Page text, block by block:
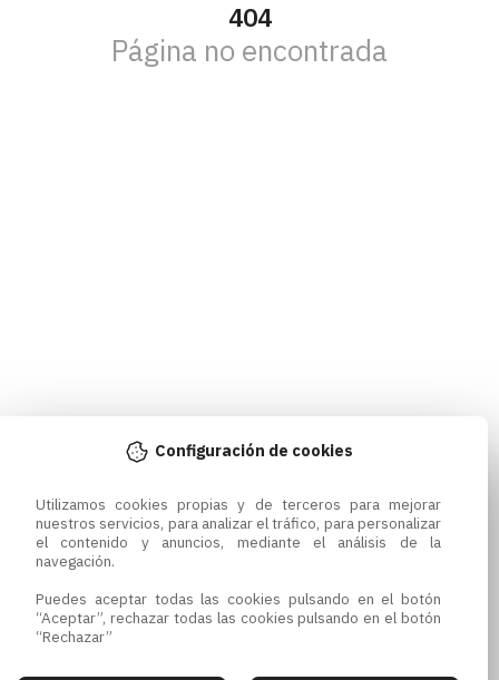
Configuración de cookies
Utilizamos cookies propias y de terceros para mejorar
nuestros servicios, para analizar el tráfico, para personalizar
el contenido y anuncios, mediante el análisis de la
navegación.
Puedes aceptar todas las cookies pulsando en el botón
“Aceptar”, rechazar todas las cookies pulsando en el botón
“Rechazar”
404
Página no encontrada